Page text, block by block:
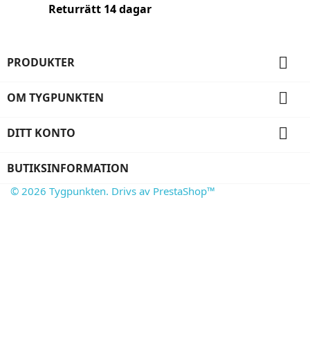
Returrätt 14 dagar
PRODUKTER 
OM TYGPUNKTEN 
DITT KONTO 
BUTIKSINFORMATION
© 2026 Tygpunkten. Drivs av PrestaShop™